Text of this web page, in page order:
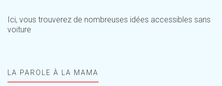
Ici, vous trouverez de nombreuses idées accessibles sans
voiture
LA PAROLE À LA MAMA